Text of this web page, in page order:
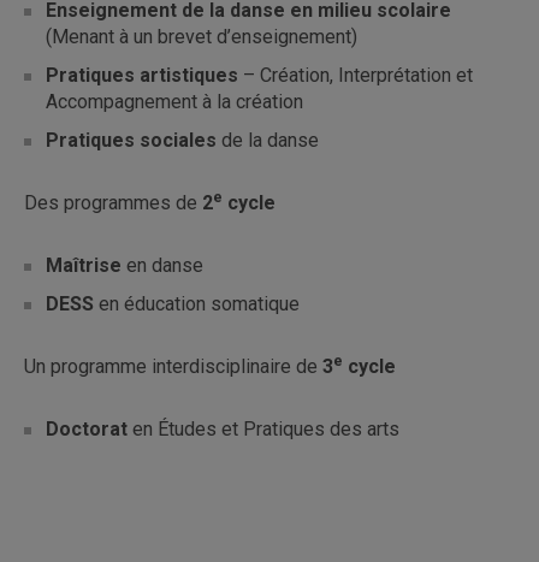
Enseignement de la danse en milieu scolaire
(Menant à un brevet d’enseignement)
Pratiques artistiques – Création, Interprétation et
Accompagnement à la création
Pratiques sociales de la danse
Des programmes de 2e cycle
Maîtrise en danse
DESS en éducation somatique
Un programme interdisciplinaire de 3e cycle
Doctorat en Études et Pratiques des arts